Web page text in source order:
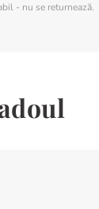
- nu se returnează.